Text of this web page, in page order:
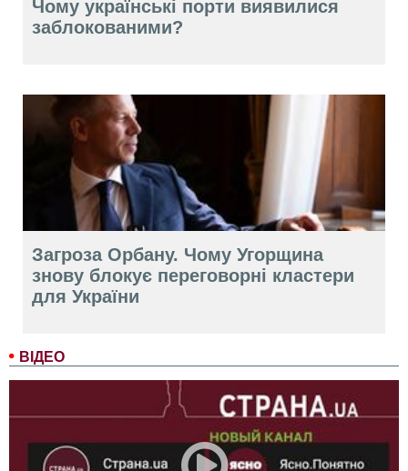
ВІДЕО
Чому українські порти виявилися
заблокованими?
Загроза Орбану. Чому Угорщина
знову блокує переговорні кластери
для України